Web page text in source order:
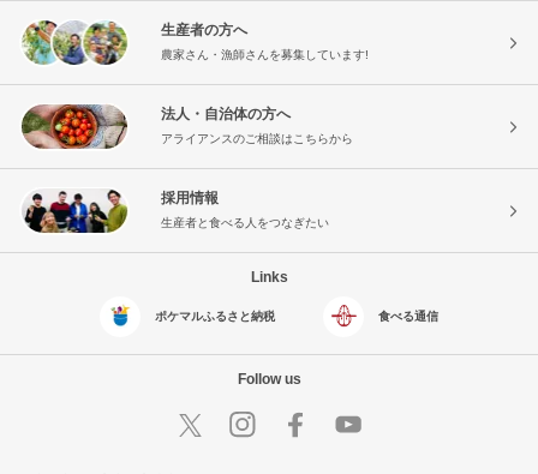
生産者の方へ
農家さん・漁師さんを募集しています!
法人・自治体の方へ
アライアンスのご相談はこちらから
採用情報
生産者と食べる人をつなぎたい
Links
ポケマルふるさと納税 食べる通信
Follow us